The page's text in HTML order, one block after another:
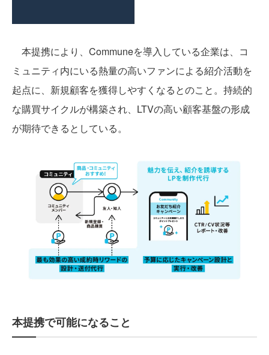
本提携により、Communeを導入している企業は、コ
ミュニティ内にいる熱量の高いファンによる紹介活動を
起点に、新規顧客を獲得しやすくなるとのこと。持続的
な購買サイクルが構築され、LTVの高い顧客基盤の形成
が期待できるとしている。
本提携で可能になること